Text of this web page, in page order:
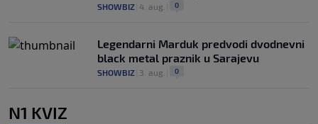
SHOWBIZ 4. aug. 0
Legendarni Marduk predvodi dvodnevni
black metal praznik u Sarajevu
SHOWBIZ 3. aug. 0
N1 KVIZ